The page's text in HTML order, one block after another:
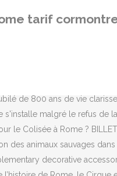
tarif
de Marne sur Le Petit
de 800 ans de vie
malgré le refus
Colisée à Rome ?
animaux sauvages
decorative